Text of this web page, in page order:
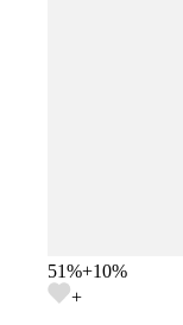
51%+10%
+